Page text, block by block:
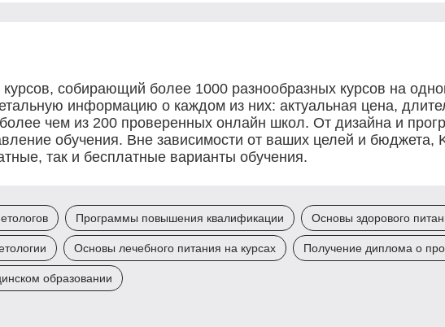
курсов, собирающий более 1000 разнообразных курсов на
информацию о каждом из них: актуальная цена,
чем из 200 проверенных онлайн школ. От дизайна и
обучения. Вне зависимости от ваших целей и бюджета,
так и бесплатные варианты обучения.
Программы повышения квалификации Основы здорового
Основы лечебного питания на курсах Получение диплома о
образовании